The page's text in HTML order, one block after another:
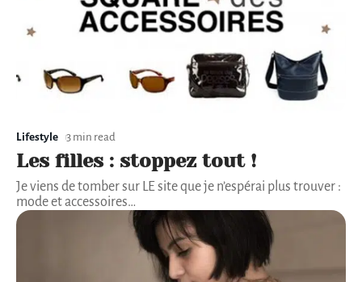
Lifestyle 3 min read
Les filles : stoppez tout !
Je viens de tomber sur LE site que je n’espérai plus trouver :
mode et accessoires…